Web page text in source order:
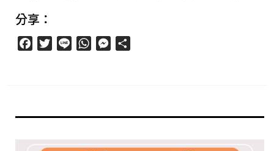
分享：
FacebookTwitter
Line WhatsAppMessenger